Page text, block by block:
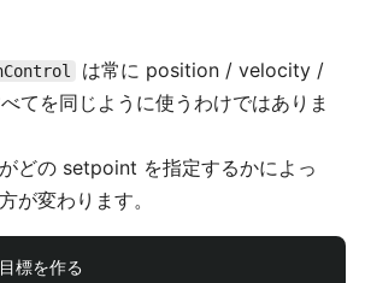
は常に position / velocity /
てを同じように使うわけではありま
どの setpoint を指定するかによっ
が変わります。
標を作る